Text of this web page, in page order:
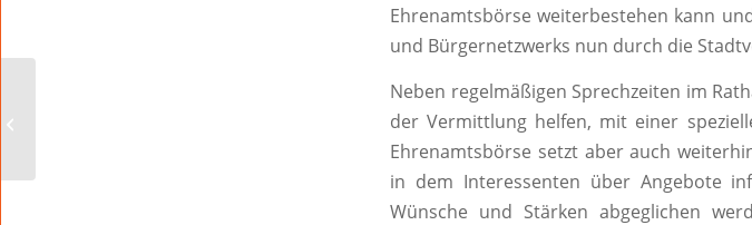
Ehrenamtsbörse weiterbestehen kann
und Bürgernetzwerks nun durch die
Neben regelmäßigen Sprechzeiten im
der Vermittlung helfen, mit einer
Ehrenamtsbörse setzt aber auch
in dem Interessenten über Angebote
Wünsche und Stärken abgeglichen